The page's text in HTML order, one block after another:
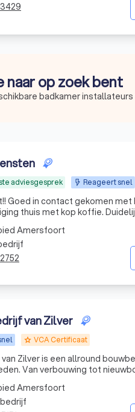
naar op zoek bent
badkamer installateurs
adviesgesprek Reageert snel
Goed in contact gekomen
thuis met kop koffie.
netjes afgerond super
Amersfoort
van Zilver
grade VCA Certificaat
Zilver is een allround
Van verbouwing tot
elektriciens, timmermannen,
Amersfoort
bedrijf